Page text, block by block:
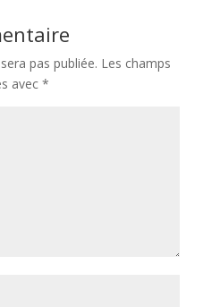
pas publiée. Les champs
avec *